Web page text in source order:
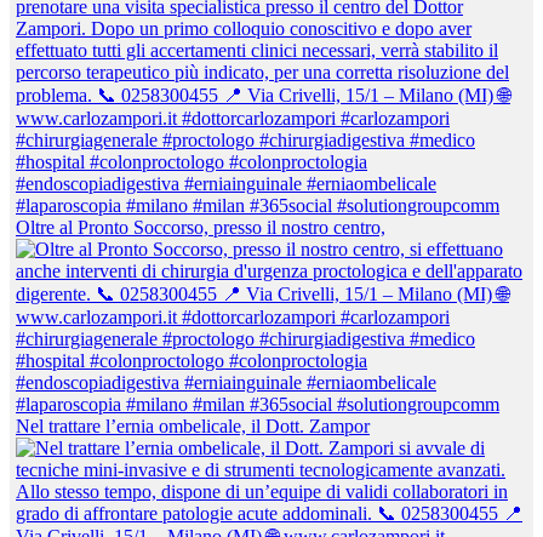
Oltre al Pronto Soccorso, presso il nostro centro,
Nel trattare l’ernia ombelicale, il Dott. Zampor